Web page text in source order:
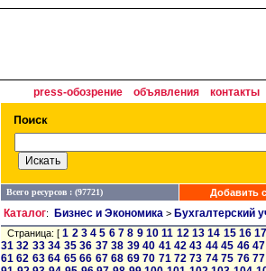
press-обозрение объявления контакты
Всего ресурсов : (97721) Добавить
Каталог: Бизнес и Экономика > Бухгалтерский
Страница: [1 2 3 4 5 6 7 8 9 10 11 12 13 14 15 16
31 32 33 34 35 36 37 38 39 40 41 42 43 44 45 46 47
61 62 63 64 65 66 67 68 69 70 71 72 73 74 75 76 77